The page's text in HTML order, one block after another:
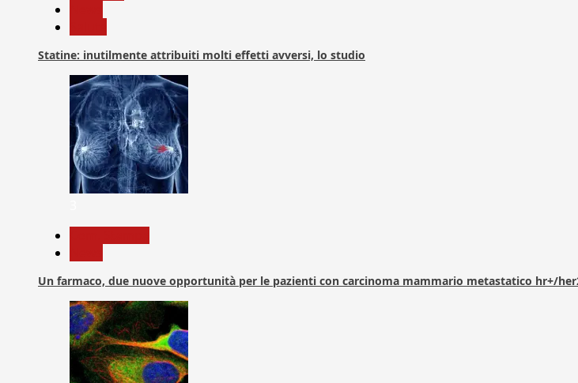
Statine: inutilmente attribuiti molti effetti avversi, lo studio
Un farmaco, due nuove opportunità per le pazienti con carcinoma mammario metastatico hr+/